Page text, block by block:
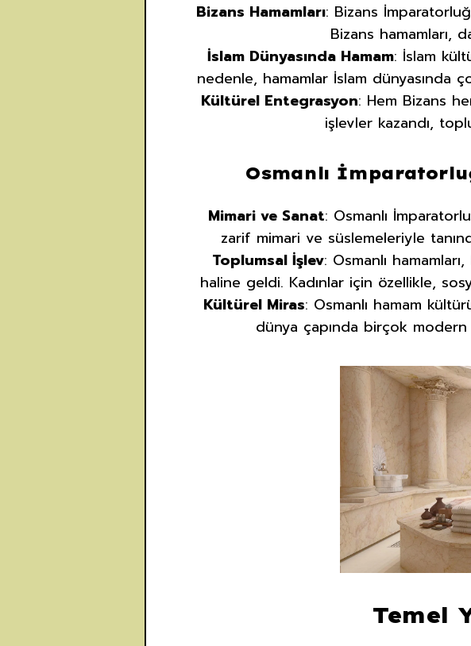
Bizans Hamamları: Bizans
Bizans hamamları,
İslam Dünyasında Hamam: İslam
nedenle, hamamlar İslam dünyasında
Kültürel Entegrasyon: Hem Bizans
işlevler kazandı,
Osmanlı
Mimari ve Sanat: Osmanlı
zarif mimari ve süslemeleriyle
Toplumsal İşlev: Osmanlı
haline geldi. Kadınlar için özellikle,
Kültürel Miras: Osmanlı hamam
dünya çapında birçok
Temel